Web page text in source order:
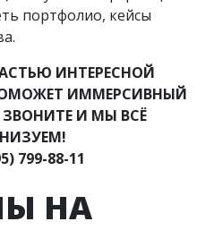
портфолио, кейсы
ИНТЕРЕСНОЙ
ИММЕРСИВНЫЙ
И МЫ ВСЁ
799-88-11
НА